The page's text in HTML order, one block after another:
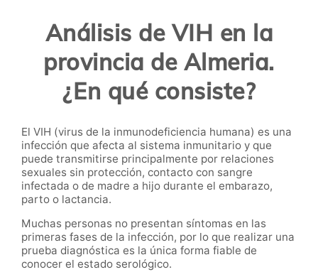
Análisis de VIH en la
provincia de Almeria.
¿En qué consiste?
El VIH (virus de la inmunodeficiencia humana) es una
infección que afecta al sistema inmunitario y que
puede transmitirse principalmente por relaciones
sexuales sin protección, contacto con sangre
infectada o de madre a hijo durante el embarazo,
parto o lactancia.
Muchas personas no presentan síntomas en las
primeras fases de la infección, por lo que realizar una
prueba diagnóstica es la única forma fiable de
conocer el estado serológico.